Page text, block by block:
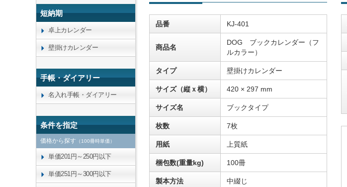
品番 KJ-401
商品名
DOG ブックカレンダー（フ
ルカラー）
タイプ 壁掛けカレンダー
サイズ（縦ｘ横） 420 × 297 mm
サイズ名 ブックタイプ
枚数 7枚
用紙 上質紙
梱包数(重量kg) 100冊
製本方法 中綴じ
短納期
卓上カレンダー
壁掛けカレンダー
手帳・ダイアリー
名入れ手帳・ダイアリー
条件を指定
価格から探す （100冊時単価）
単価201円～250円以下
単価251円～300円以下